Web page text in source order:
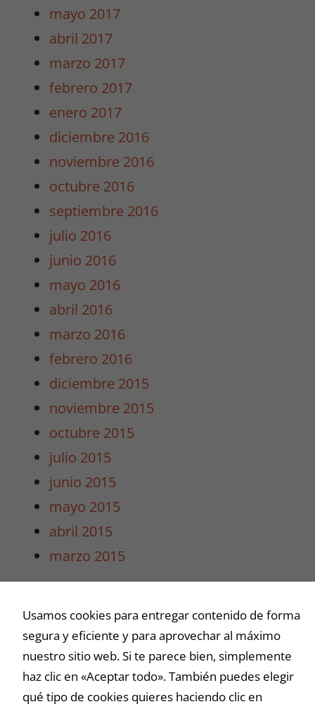
mayo 2017
abril 2017
marzo 2017
febrero 2017
enero 2017
diciembre 2016
noviembre 2016
octubre 2016
septiembre 2016
julio 2016
junio 2016
mayo 2016
abril 2016
marzo 2016
febrero 2016
diciembre 2015
noviembre 2015
octubre 2015
julio 2015
junio 2015
mayo 2015
abril 2015
marzo 2015
Usamos cookies para entregar contenido de forma
segura y eficiente y para aprovechar al máximo
nuestro sitio web. Si te parece bien, simplemente
haz clic en «Aceptar todo». También puedes elegir
qué tipo de cookies quieres haciendo clic en